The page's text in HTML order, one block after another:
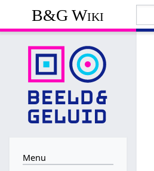
B&G Wiki
Menu